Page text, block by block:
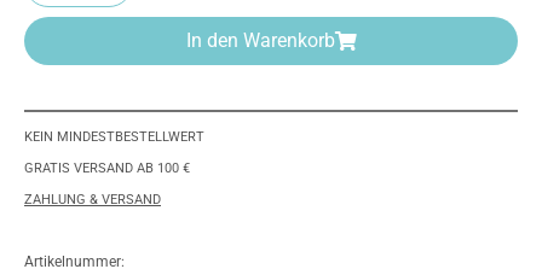
In den Warenkorb
KEIN MINDESTBESTELLWERT
GRATIS VERSAND AB 100 €
ZAHLUNG & VERSAND
Artikelnummer: